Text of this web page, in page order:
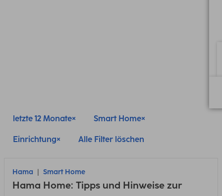
letzte 12 Monate Smart Home
Einrichtung Alle Filter löschen
Hama Smart Home
Hama Home: Tipps und Hinweise zur